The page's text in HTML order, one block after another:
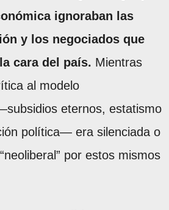
ignoraban las
y los negociados que
cara del país. Mientras
al modelo
eternos, estatismo
política— era silenciada o
por estos mismos